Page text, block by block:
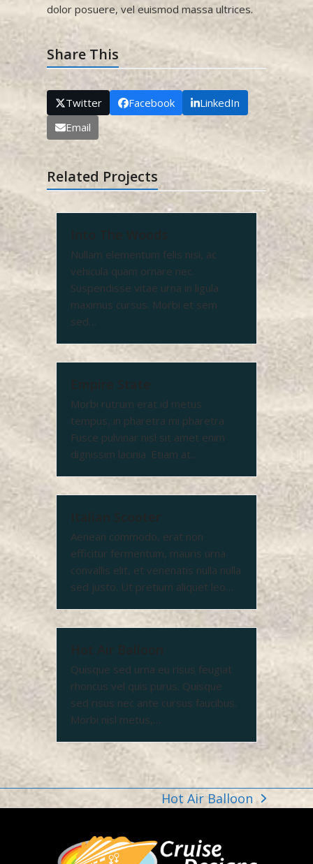
dolor posuere, vel euismod massa ultrices.
Share This
Twitter Facebook
LinkedIn
Email
Related Projects
Nullam elementum felis nisi, ac
vehicula quam ornare nec.
Suspendisse vitae urna in ligula
maximus cursus. Morbi et sem
sed…
Morbi rutrum erat id metus
tempus, in pharetra mi pharetra.
Fusce pulvinar nisl sit amet enim
dignissim lacinia. Etiam at…
Aenean commodo, erat non
efficitur fermentum, mauris urna
convallis elit, et venenatis nulla nulla
sed justo. Ut pretium aliquet leo…
Quisque sed urna eu risus feugiat
rhoncus vel quis purus. Quisque
sed risus nec ante cursus faucibus.
Morbi nisl metus,…
next
Hot Air Balloon